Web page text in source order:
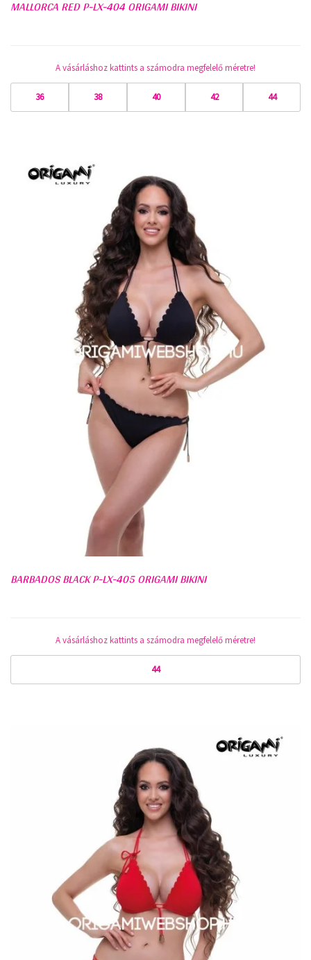
MALLORCA RED P-LX-404 ORIGAMI BIKINI
A vásárláshoz kattints a számodra megfelelő méretre!
36 38 40 42 44
BARBADOS BLACK P-LX-405 ORIGAMI BIKINI
A vásárláshoz kattints a számodra megfelelő méretre!
44